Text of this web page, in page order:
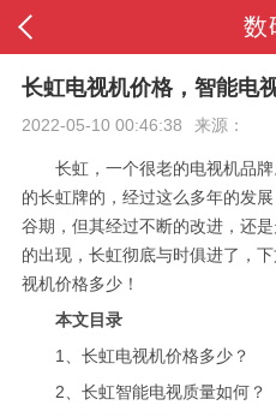
数
长虹电视机价格，智能电
2022-05-10 00:46:38 来源：
长虹，一个很老的电视机品
的长虹牌的，经过这么多年的发
谷期，但其经过不断的改进，还
的出现，长虹彻底与时俱进了，
视机价格多少！
本文目录
1、长虹电视机价格多少？
2、长虹智能电视质量如何？